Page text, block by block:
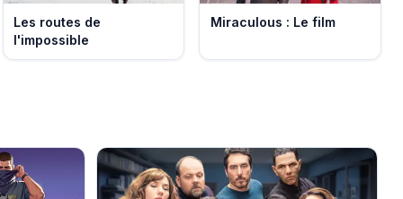
Les routes de
l'impossible
Miraculous : Le film